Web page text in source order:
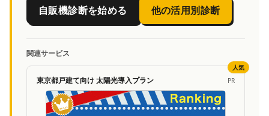
自販機診断を始める 他の活用別診断
関連サービス
東京都戸建て向け 太陽光導入プラン PR
人気